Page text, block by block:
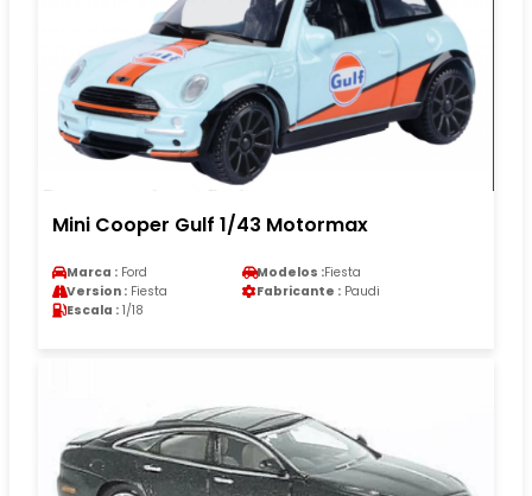
Mini Cooper Gulf 1/43 Motormax
Marca : Ford Modelos :Fiesta
Version : Fiesta Fabricante : Paudi
Escala : 1/18